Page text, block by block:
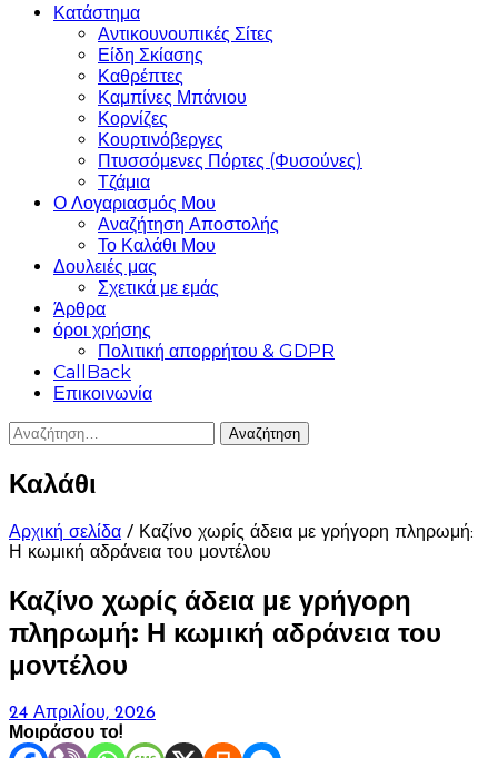
Κατάστημα
Αντικουνουπικές Σίτες
Είδη Σκίασης
Καθρέπτες
Καμπίνες Μπάνιου
Κορνίζες
Κουρτινόβεργες
Πτυσσόμενες Πόρτες (Φυσούνες)
Τζάμια
Ο Λογαριασμός Μου
Αναζήτηση Αποστολής
Το Καλάθι Μου
Δουλειές μας
Σχετικά με εμάς
Άρθρα
όροι χρήσης
Πολιτική απορρήτου & GDPR
CallBack
Επικοινωνία
Αναζήτηση
Καλάθι
Αρχική σελίδα / Καζίνο χωρίς άδεια με γρήγορη πληρωμή:
Η κωμική αδράνεια του μοντέλου
Καζίνο χωρίς άδεια με γρήγορη
πληρωμή: Η κωμική αδράνεια του
μοντέλου
24 Απριλίου, 2026
Μοιράσου το!